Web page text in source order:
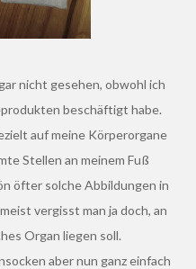
nicht gesehen, obwohl ich
beschäftigt habe.
auf meine Körperorgane
Stellen an meinem Fuß
öfter solche Abbildungen in
vergisst man ja doch, an
Organ liegen soll.
aber nun ganz einfach